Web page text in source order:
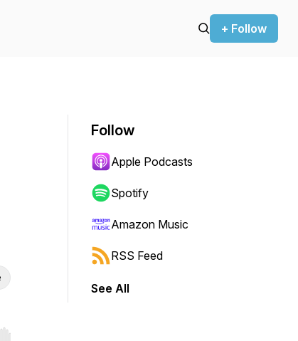
+ Follow
Follow
Apple Podcasts
Spotify
Amazon Music
RSS Feed
See All